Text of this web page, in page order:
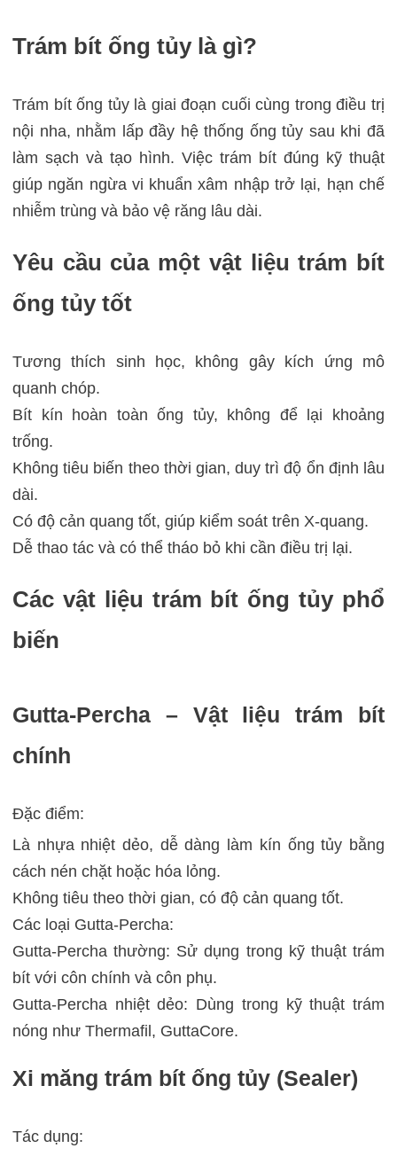
Trám bít ống tủy là gì?
Trám bít ống tủy là giai đoạn cuối cùng trong điều trị
nội nha, nhằm lấp đầy hệ thống ống tủy sau khi đã
làm sạch và tạo hình. Việc trám bít đúng kỹ thuật
giúp ngăn ngừa vi khuẩn xâm nhập trở lại, hạn chế
nhiễm trùng và bảo vệ răng lâu dài.
Yêu cầu của một vật liệu trám bít
ống tủy tốt
Tương thích sinh học, không gây kích ứng mô
quanh chóp.
Bít kín hoàn toàn ống tủy, không để lại khoảng
trống.
Không tiêu biến theo thời gian, duy trì độ ổn định lâu
dài.
Có độ cản quang tốt, giúp kiểm soát trên X-quang.
Dễ thao tác và có thể tháo bỏ khi cần điều trị lại.
Các vật liệu trám bít ống tủy phổ
biến
Gutta-Percha – Vật liệu trám bít
chính
Đặc điểm:
Là nhựa nhiệt dẻo, dễ dàng làm kín ống tủy bằng
cách nén chặt hoặc hóa lỏng.
Không tiêu theo thời gian, có độ cản quang tốt.
Các loại Gutta-Percha:
Gutta-Percha thường: Sử dụng trong kỹ thuật trám
bít với côn chính và côn phụ.
Gutta-Percha nhiệt dẻo: Dùng trong kỹ thuật trám
nóng như Thermafil, GuttaCore.
Xi măng trám bít ống tủy (Sealer)
Tác dụng: